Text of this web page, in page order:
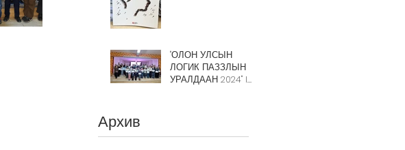
"ОЛОН УЛСЫН
ЛОГИК ПАЗЗЛЫН
УРАЛДААН 2024" I
Архив